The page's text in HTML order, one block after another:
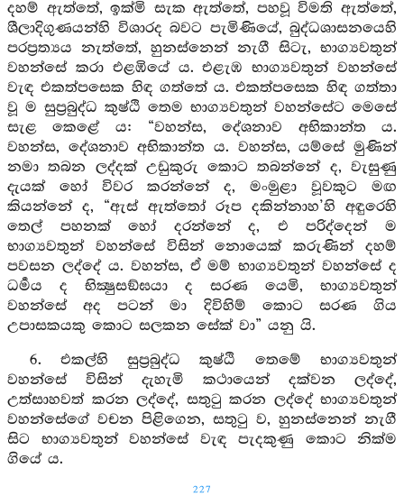
දහම් ඇත්තේ, ඉක්මි සැක ඇත්තේ, පහවූ විමති ඇත්තේ,
ශීලාදිගුණයන්හි විශාරද බවට පැමිණියේ, බුද්ධශාසනයෙහි
පරප්‍රත්‍යය නැත්තේ, හුනස්නෙන් නැගී සිටැ, භාග්‍යවතුන්
වහන්සේ කරා එළඹියේ ය. එළැඹ භාග්‍යවතුන් වහන්සේ
වැඳ එකත්පසෙක හිඳ ගත්තේ ය. එකත්පසෙක හිඳ ගත්තා
වූ ම සුප්‍රබුද්ධ කුෂ්ඨි තෙම භාග්‍යවතුන් වහන්සේට මෙසේ
සැළ කෙළේ ය: “වහන්ස, දේශනාව අභිකාන්ත ය.
වහන්ස, දේශනාව අභිකාන්ත ය. වහන්ස, යම්සේ මුණින්
නමා තබන ලද්දක් උඩුකුරු කොට තබන්නේ ද, වැසුණු
දැයක් හෝ විවර කරන්නේ ද, මංමුළා වූවකුට මඟ
කියන්නේ ද, “ඇස් ඇත්තෝ රූප දකින්නාහ’හි අඳුරෙහි
තෙල් පහනක් හෝ දරන්නේ ද, එ පරිද්දෙන් ම
භාග්‍යවතුන් වහන්සේ විසින් නොයෙක් කරුණින් දහම්
පවසන ලද්දේ ය. වහන්ස, ඒ මම් භාග්‍යවතුන් වහන්සේ ද
ධර්‍මය ද භික්‍ෂුසඞ්ඝයා ද සරණ යෙමි, භාග්‍යවතුන්
වහන්සේ අද පටන් මා දිවිහිම් කොට සරණ ගිය
උපාසකයකු කොට සලකන සේක් වා” යනු යි.
6. එකල්හි සුප්‍රබුද්ධ කුෂ්ඨි තෙමේ භාග්‍යවතුන්
වහන්සේ විසින් දැහැමි කථායෙන් දක්වන ලද්දේ,
උත්සාහවත් කරන ලද්දේ, සතුටු කරන ලද්දේ භාග්‍යවතුන්
වහන්සේගේ වචන පිළිගෙන, සතුටු ව, හුනස්නෙන් නැගී
සිට භාග්‍යවතුන් වහන්සේ වැඳ පැදකුණු කොට නික්ම
ගියේ ය.
227